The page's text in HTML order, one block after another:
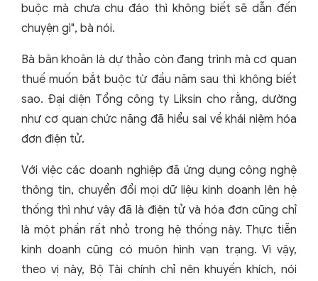
buộc mà chưa chu đáo thì không biết sẽ dẫn đến
chuyện gì", bà nói.
Bà băn khoăn là dự thảo còn đang trình mà cơ quan
thuế muốn bắt buộc từ đầu năm sau thì không biết
sao. Đại diện Tổng công ty Liksin cho rằng, dường
như cơ quan chức năng đã hiểu sai về khái niệm hóa
đơn điện tử.
Với việc các doanh nghiệp đã ứng dụng công nghệ
thông tin, chuyển đổi mọi dữ liệu kinh doanh lên hệ
thống thì như vậy đã là điện tử và hóa đơn cũng chỉ
là một phần rất nhỏ trong hệ thống này. Thực tiễn
kinh doanh cũng có muôn hình vạn trạng. Vì vậy,
theo vị này, Bộ Tài chính chỉ nên khuyến khích, nói